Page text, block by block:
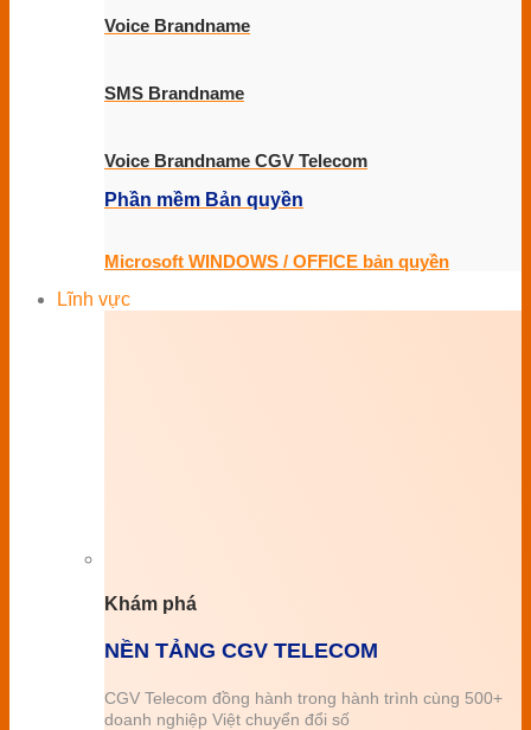
Voice Brandname
SMS Brandname
Voice Brandname CGV Telecom
Phần mềm Bản quyền
Microsoft WINDOWS / OFFICE bản quyền
Lĩnh vực
Khám phá
NỀN TẢNG CGV TELECOM
CGV Telecom đồng hành trong hành trình cùng 500+
doanh nghiệp Việt chuyển đổi số